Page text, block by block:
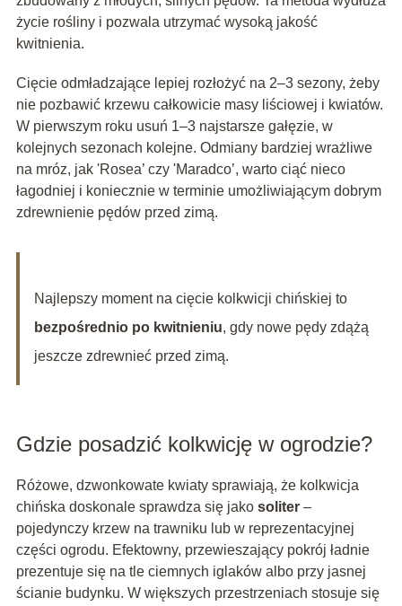
życie rośliny i pozwala utrzymać wysoką jakość
kwitnienia.
Cięcie odmładzające lepiej rozłożyć na 2–3 sezony, żeby
nie pozbawić krzewu całkowicie masy liściowej i kwiatów.
W pierwszym roku usuń 1–3 najstarsze gałęzie, w
kolejnych sezonach kolejne. Odmiany bardziej wrażliwe
na mróz, jak 'Rosea’ czy 'Maradco’, warto ciąć nieco
łagodniej i koniecznie w terminie umożliwiającym dobrym
zdrewnienie pędów przed zimą.
Najlepszy moment na cięcie kolkwicji chińskiej to
bezpośrednio po kwitnieniu, gdy nowe pędy zdążą
jeszcze zdrewnieć przed zimą.
Gdzie posadzić kolkwicję w ogrodzie?
Różowe, dzwonkowate kwiaty sprawiają, że kolkwicja
chińska doskonale sprawdza się jako soliter–
pojedynczy krzew na trawniku lub w reprezentacyjnej
części ogrodu. Efektowny, przewieszający pokrój ładnie
prezentuje się na tle ciemnych iglaków albo przy jasnej
ścianie budynku. W większych przestrzeniach stosuje się